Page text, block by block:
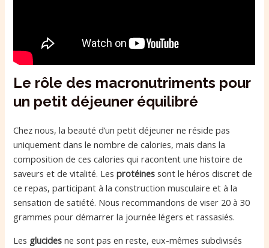
Le rôle des macronutriments pour
un petit déjeuner équilibré
Chez nous, la beauté d’un petit déjeuner ne réside pas
uniquement dans le nombre de calories, mais dans la
composition de ces calories qui racontent une histoire de
saveurs et de vitalité. Lesprotéines sont le héros discret de
ce repas, participant à la construction musculaire et à la
sensation de satiété. Nous recommandons de viser 20 à 30
grammes pour démarrer la journée légers et rassasiés.
Les glucides ne sont pas en reste, eux-mêmes subdivisés